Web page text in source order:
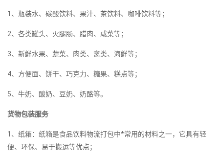
1、瓶装水、碳酸饮料、果汁、茶饮料、咖啡饮料等；
2、各类罐头、火腿肠、腊肉、咸菜等；
3、新鲜水果、蔬菜、肉类、禽类、海鲜等；
4、方便面、饼干、巧克力、糖果、糕点等；
5、牛奶、酸奶、豆奶、奶酪等。
货物包装服务
1、纸箱：纸箱是食品饮料物流打包中*常用的材料之一，它具有轻
便、环保、易于搬运等优点；